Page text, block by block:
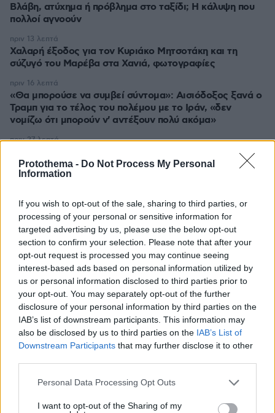
Protothema - Do Not Process My Personal
Information
If you wish to opt-out of the sale, sharing to third parties, or
processing of your personal or sensitive information for
targeted advertising by us, please use the below opt-out
section to confirm your selection. Please note that after your
opt-out request is processed you may continue seeing
interest-based ads based on personal information utilized by
us or personal information disclosed to third parties prior to
your opt-out. You may separately opt-out of the further
disclosure of your personal information by third parties on the
IAB’s list of downstream participants. This information may
also be disclosed by us to third parties on the IAB’s List of
Downstream Participants that may further disclose it to other
Please note that this website/app uses one or more Google
not limited to your visit or usage behaviour. You may click to
Personal Data Processing Opt Outs
I want to opt-out of the Sharing of my
Βλάβη, ατύχημα ή πρόβλημα στο ταξίδι; Η κάλυψη που
πολλοί αγνοούν
Χαλαρή έξοδος για τον Κυριάκο Μητσοτάκη και τη
σύζυγό του Μαρέβα στα Χανιά, φωτογραφίες
πριν 13 λεπτά
«Θα μπορούσε να συμβεί σύντομα»: Αισιόδοξος ξανά ο
Τραμπ για το τέλος του πολέμου με το Ιράν, «δεν
νομίζω ότι μπορούν ν' αντέξουν πολύ ακόμα»
πριν 16 λεπτά
πριν 27 λεπτά
γεννήσουν
πριν 28 λεπτά
Πώς θα βοηθήσετε τη γάτα σας να συνηθίσει το κλουβί
της
πριν 40 λεπτά
Κόπωση της Wall Street μετά τα ρεκόρ εν μέσω
αβεβαιότητας για το Ιράν, το πετρέλαιο και τη Fed
πριν μία ώρα
Στη ΓΑΔΑ κρατείται η 46χρονη που κατηγορείται για την
επίθεση στη Marfin, δείτε βίντεο και φωτογραφίες
πριν μία ώρα
διαμορφώσουν νέες τάσεις στον τουρισμό
πριν μία ώρα
πριν μία ώρα